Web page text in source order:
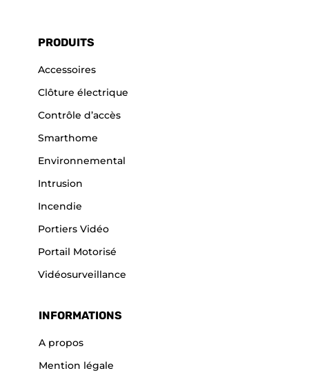
PRODUITS
Accessoires
Clôture électrique
Contrôle d’accès
Smarthome
Environnemental
Intrusion
Incendie
Portiers Vidéo
Portail Motorisé
Vidéosurveillance
INFORMATIONS
A propos
Mention légale